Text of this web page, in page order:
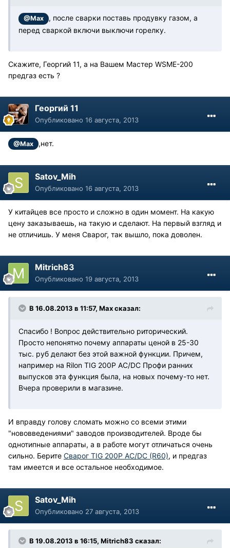
@Max
, после сварки поставь продувку газом, а
перед сваркой включи выключи горелку.
Скажите, Георгий 11, а на Вашем Мастер WSME-200
предгаз есть ?
Георгий 11
Опубликовано 16 августа, 2013
@Max ,нет.
Satov_Mih
Опубликовано 16 августа, 2013
У китайцев все просто и сложно в один момент. На какую
цену заказываешь, на такую и сделают. На первый взгляд и
не отличишь. У меня Сварог, так вышло, пока доволен.
Mitrich83
Опубликовано 19 августа, 2013
В 16.08.2013 в 11:57, Max сказал:
Спасибо ! Вопрос действительно риторический.
Просто непонятно почему аппараты ценой в 25-30
тыс. руб делают без этой важной функции. Причем,
например на Rilon TIG 200P AC/DC Профи ранних
выпусков эта функция была, на новых почему-то нет.
Вчера проверили в магазине.
И вправду голову сломать можно со всеми этими
"нововведениями" заводов производителей. Вроде бы
однотипные аппараты, а в работе могут отличаться очень
сильно. Берите Сварог TIG 200P AC/DC (R60), и предгаз
там имеется и все остальное необходимое.
Satov_Mih
Опубликовано 27 августа, 2013
В 19.08.2013 в 16:15, Mitrich83 сказал: